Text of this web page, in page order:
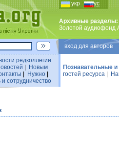
укр рус
Архивные разделы:
Золотой аудиофонд
вход для
редколлегии
Новым
Нужно|
сотрудничество
Познавательные
гостей ресурса